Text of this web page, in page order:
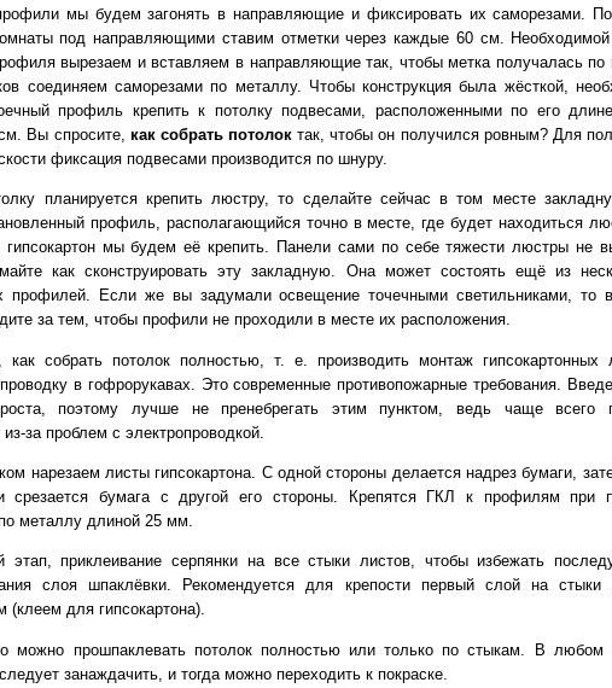
мы будем загонять в направляющие и фиксировать их саморезами.
под направляющими ставим отметки через каждые 60 см.
вырезаем и вставляем в направляющие так, чтобы метка получалась по
соединяем саморезами по металлу. Чтобы конструкция была жёсткой,
профиль крепить к потолку подвесами, расположенными по его
Вы спросите, как собрать потолок так, чтобы он получился ровным? Для
фиксация подвесами производится по шнуру.
планируется крепить люстру, то сделайте сейчас в том месте
профиль, располагающийся точно в месте, где будет находиться
гипсокартон мы будем её крепить. Панели сами по себе тяжести люстры не
как сконструировать эту закладную. Она может состоять ещё из
профилей. Если же вы задумали освещение точечными светильниками, то
за тем, чтобы профили не проходили в месте их расположения.
собрать потолок полностью, т. е. производить монтаж гипсокартонных
в гофрорукавах. Это современные противопожарные требования.
поэтому лучше не пренебрегать этим пунктом, ведь чаще всего
за проблем с электропроводкой.
нарезаем листы гипсокартона. С одной стороны делается надрез бумаги,
срезается бумага с другой его стороны. Крепятся ГКЛ к профилям при
металлу длиной 25 мм.
приклеивание серпянки на все стыки листов, чтобы избежать
слоя шпаклёвки. Рекомендуется для крепости первый слой на стыки
(клеем для гипсокартона).
можно прошпаклевать потолок полностью или только по стыкам. В любом
занаждачить, и тогда можно переходить к покраске.